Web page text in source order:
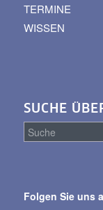
TERMINE
WISSEN
SUCHE
alle
Folgen Sie uns